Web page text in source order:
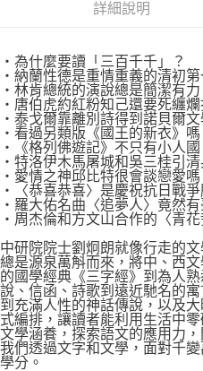
每筆NT$60，滿NT$499(含以上)
每筆NT$60，滿NT$499(含以上)
宅配
每筆NT$100，滿NT$499(含以上)
詳細說明
‧為什麼要讀「三百千千」？
‧納蘭性德是重情重義的清初第
‧林肯總統的演說總是簡潔有力
‧唐伯虎約紅粉知己還要死纏爛
‧泰戈爾靠離別詩得到諾貝爾文
‧看過另類版《國王的新衣》嗎
‧《格列佛遊記》不只有小人國
‧特洛伊木馬屠城和吳三桂引
‧愛情之神邱比特很會談戀愛嗎
‧〈恭喜恭喜〉是慶祝抗日戰爭
‧羅大佑名曲〈追夢人〉竟然有
‧周杰倫和方文山合作的〈青
中研院院士劉炯朗就像行走的
總是源泉萬斛而來，將中、西
的國學經典《三字經》到為人
說、信函、詩歌到遠近馳名的
到充滿人性的神話傳說，以及
式編排，讓讀者能利用生活中
文學涵養，探索語文的應用力
我們透過文字和文學，面對千
學分。